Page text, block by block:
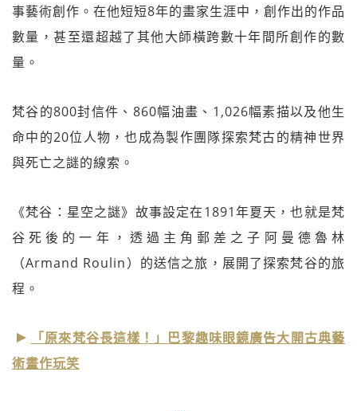
事藝術創作。在他短短8年的畫家生涯中，創作出的作品
數量，甚至還超越了其他大師橫跨數十年間所創作的數
量。
梵谷的800封信件、860幅油畫、1,026幅素描以及他生
命中的20位人物，也成為製作團隊探索梵古的精神世界
與死亡之謎的線索。
《梵谷：星空之謎》故事設定在1891年夏天，也就是梵
谷死後的一年，透過主角郵差之子阿曼德魯林
（Armand Roulin）的送信之旅，展開了探索梵谷的旅
程。
「原來梵谷長這樣！」巴黎趣味眼鏡廣告大開古典藝
術畫作玩笑